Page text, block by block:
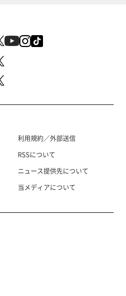
利用規約／外部送信
RSSについて
ニュース提供先について
当メディアについて